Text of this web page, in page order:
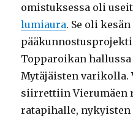
omistuksessa oli
lumiaura. Se oli kesän
Topparoikan
Mytäjäisten varikolla.
siirrettiin Vierumäen
ratapihalle,